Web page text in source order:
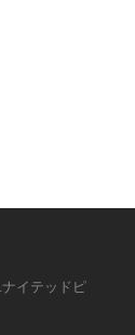
イテッドピ